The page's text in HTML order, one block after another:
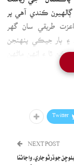
ڪندي آهي پر
طريقي سان گهر
۽ ٻار جيڪي پنهنجن
ڪن ٿا ۽ انهن ماڻهن
آهي!
Twitter
NEXT POST
جو ڌرڻو جاري، واجا ثنا